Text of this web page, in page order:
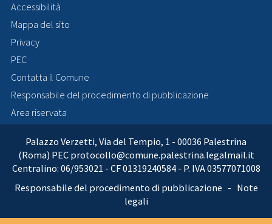
Accessibilità
Mappa del sito
Privacy
PEC
Contatta il Comune
Responsabile del procedimento di pubblicazione
Area riservata
Palazzo Verzetti, Via del Tempio, 1 - 00036 Palestrina
(Roma) PEC protocollo@comune.palestrina.legalmail.it
Centralino: 06/953021 - CF 01319240584 - P. IVA 03577071008
Responsabile del procedimento di pubblicazione - Note
legali